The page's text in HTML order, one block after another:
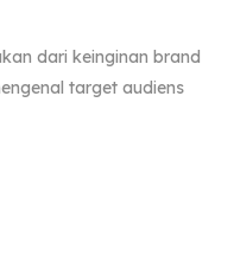
dari keinginan brand
target audiens